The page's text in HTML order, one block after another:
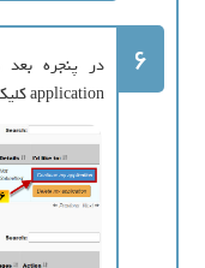
6
application کلیک شود.